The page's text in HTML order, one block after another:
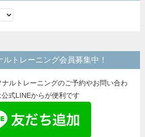
トレーニング会員募集中！
ルトレーニングのご予約やお問い合わ
式LINEからが便利です